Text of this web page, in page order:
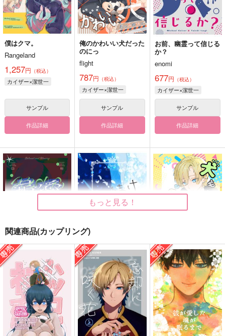
僕はクマ。
Rangeland
1,257円 （税込）
カイザー×潔世一
サンプル
作品詳細
俺のかわいい犬だった
のにっ
flight
787円 （税込）
カイザー×潔世一
サンプル
作品詳細
お前、幽霊って信じる
か？
enomi
677円 （税込）
カイザー×潔世一
サンプル
作品詳細
最愛と祝福を
gggっと
944 円（税込）
カイザー×潔世一
サンプル
青に続け
RE:4
944円（税込）
カイザー×潔世一
サンプル
犬も歩けば運命に当た
る
時々刻々
660円（税込）
カイザー×潔世一
サンプル
もっと見る！
関連商品(カップリング)